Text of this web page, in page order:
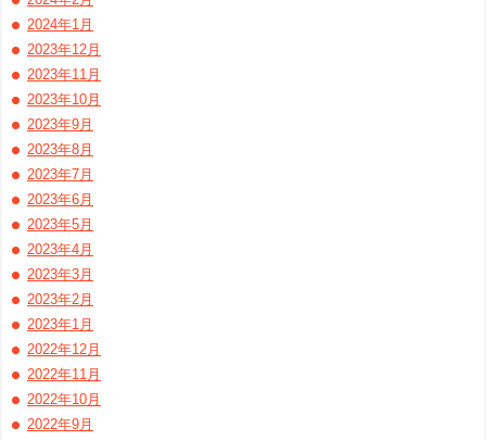
2024年1月
2023年12月
2023年11月
2023年10月
2023年9月
2023年8月
2023年7月
2023年6月
2023年5月
2023年4月
2023年3月
2023年2月
2023年1月
2022年12月
2022年11月
2022年10月
2022年9月